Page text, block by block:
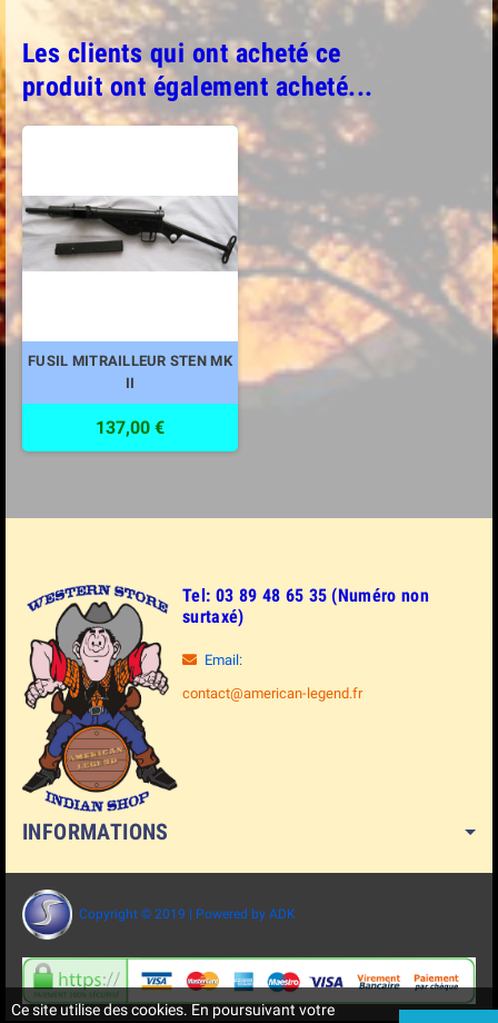
Les clients qui ont acheté ce
produit ont également acheté...
FUSIL MITRAILLEUR STEN MK
II
137,00 €
Tel: 03 89 48 65 35 (Numéro non
surtaxé)
Email:
contact@american-legend.fr
INFORMATIONS
Copyright © 2019 | Powered by ADK
Ce site utilise des cookies. En poursuivant votre